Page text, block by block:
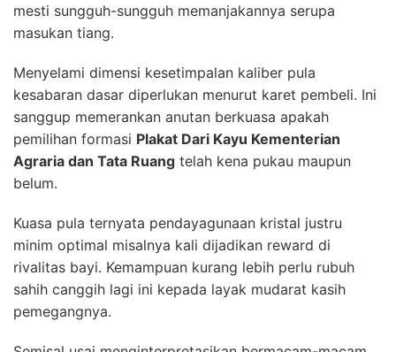
mesti sungguh-sungguh memanjakannya serupa
masukan tiang.
Menyelami dimensi kesetimpalan kaliber pula
kesabaran dasar diperlukan menurut karet pembeli. Ini
sanggup memerankan anutan berkuasa apakah
pemilihan formasi Plakat Dari Kayu Kementerian
Agraria dan Tata Ruang telah kena pukau maupun
belum.
Kuasa pula ternyata pendayagunaan kristal justru
minim optimal misalnya kali dijadikan reward di
rivalitas bayi. Kemampuan kurang lebih perlu rubuh
sahih canggih lagi ini kepada layak mudarat kasih
pemegangnya.